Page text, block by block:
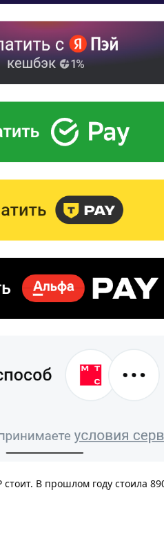
В прошлом году стоила